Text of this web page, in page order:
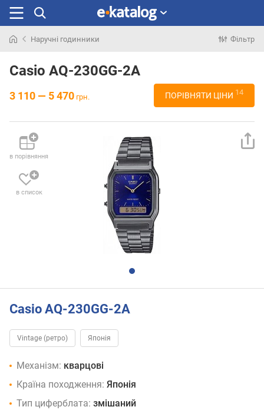
раніше
Наручні годинники Фільтр
Casio AQ-230GG-2A
3 110 — 5 470 грн. ПОРІВНЯТИ ЦІНИ 14
в порівняння
в список
Casio AQ-230GG-2A
Vintage (ретро) Японія
Механізм: кварцові
Країна походження: Японія
Тип циферблата: змішаний